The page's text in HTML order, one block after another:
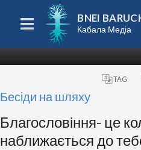
BNEI
Кабала Медіа
TAG
Бесіди на шляху
Благословіння- це
наближається до